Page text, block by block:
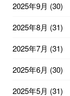
2025年9月 (30)
2025年8月 (31)
2025年7月 (31)
2025年6月 (30)
2025年5月 (31)